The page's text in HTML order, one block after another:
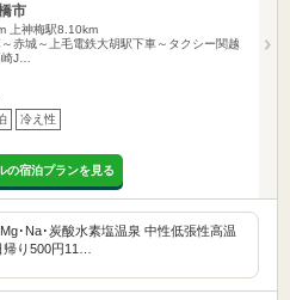
市
上神梅駅8.10km
赤城～上毛電鉄大胡駅下車～タクシー関越
J…
冷え性
の宿泊プランを見る
･Na･炭酸水素塩温泉 中性低張性高温
り500円11…